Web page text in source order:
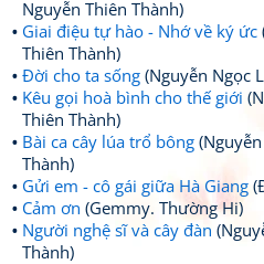
Nguyễn Thiên Thành)
Giai điệu tự hào - Nhớ về ký ức
Thiên Thành)
Đời cho ta sống (Nguyễn Ngọc
Kêu gọi hoà bình cho thế giới
Thiên Thành)
Bài ca cây lúa trổ bông
Thành)
Gửi em - cô gái giữa Hà Giang
Cảm ơn (Gemmy. Thường Hi)
Người nghệ sĩ và cây đàn
Thành)